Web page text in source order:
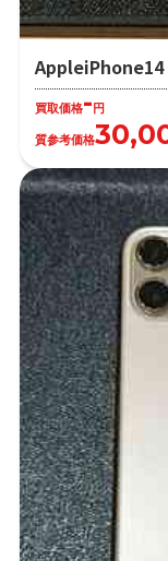
AppleiPhone14
買取価格-円
質参考価格